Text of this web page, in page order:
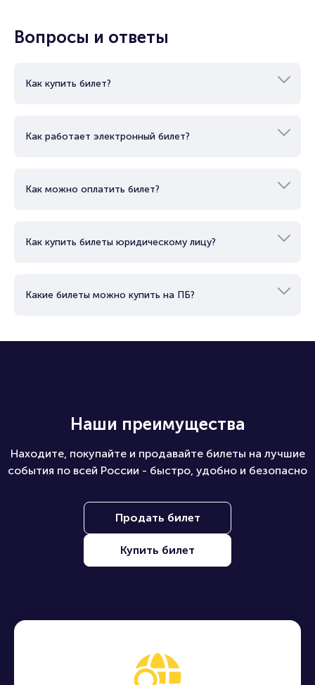
Вопросы и ответы
Как купить билет?
Как работает электронный билет?
Как можно оплатить билет?
Как купить билеты юридическому лицу?
Какие билеты можно купить на ПБ?
Наши преимущества
Находите, покупайте и продавайте билеты на лучшие
события по всей России - быстро, удобно и безопасно
Продать билет
Купить билет